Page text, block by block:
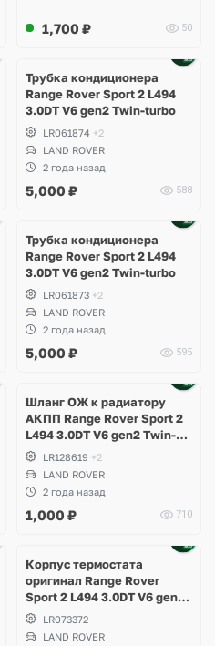
1,700 ₽ 50
Трубка кондиционера
Range Rover Sport 2 L494
3.0DT V6 gen2 Twin-turbo
LR061874 +2
LAND ROVER
2 года назад
5,000 ₽ 588
Трубка кондиционера
Range Rover Sport 2 L494
3.0DT V6 gen2 Twin-turbo
LR061873 +2
LAND ROVER
2 года назад
5,000 ₽ 595
Шланг ОЖ к радиатору
АКПП Range Rover Sport 2
L494 3.0DT V6 gen2 Twin-
turboLR128619 +2
LAND ROVER
2 года назад
1,000 ₽ 710
Корпус термостата
оригинал Range Rover
Sport 2 L494 3.0DT V6 gen2
Twin-turbo
LR073372
LAND ROVER